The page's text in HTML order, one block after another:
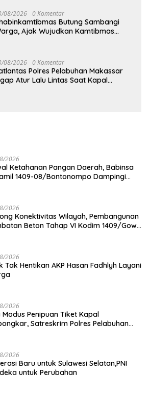
08/2026 0 Komentar
Butung Sambangi
Ajak Wujudkan Kamtibmas
08/2026 0 Komentar
Polres Pelabuhan Makassar
Atur Lalu Lintas Saat Kapal
2026
Ketahanan Pangan Daerah, Babinsa
1409-08/Bontonompo Dampingi
2026
Konektivitas Wilayah, Pembangunan
Beton Tahap VI Kodim 1409/Gowa
2026
Tak Hentikan AKP Hasan Fadhlyh Layani
2026
Modus Penipuan Tiket Kapal
Satreskrim Polres Pelabuhan
2026
Baru untuk Sulawesi Selatan,PNI
untuk Perubahan